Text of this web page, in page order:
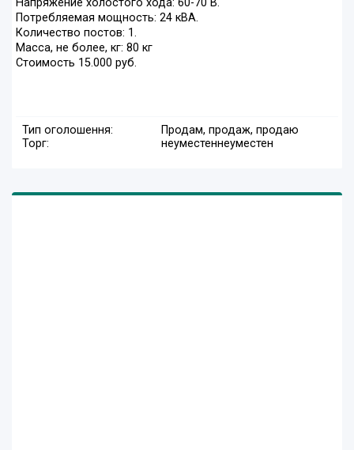
Напряжение холостого хода: 60-70 В.
Потребляемая мощность: 24 кВА.
Количество постов: 1.
Масса, не более, кг: 80 кг
Стоимость 15.000 руб.
Тип оголошення:
Продам, продаж, продаю
Торг:
неуместеннеуместен